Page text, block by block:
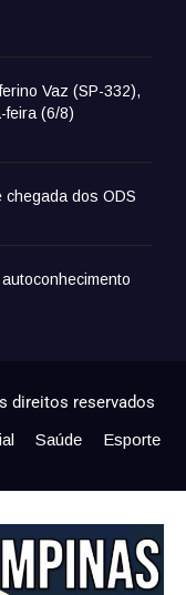
Vaz (SP-332),
feira (6/8)
dos ODS
direitos reservados
Saúde
Esporte